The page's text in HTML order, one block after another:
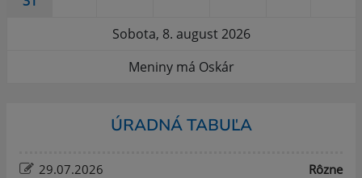
Sobota, 8. august 2026
Meniny má Oskár
ÚRADNÁ TABUĽA
29.07.2026 Rôzne